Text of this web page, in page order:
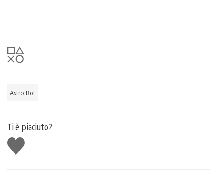
Astro Bot
Ti è piaciuto?
Mi
piace